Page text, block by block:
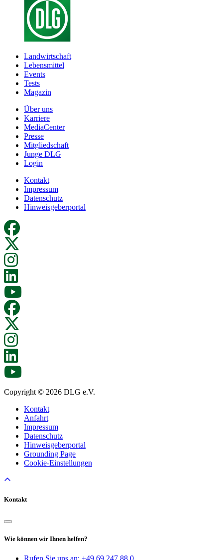
Landwirtschaft
Lebensmittel
Events
Tests
Magazin
Über uns
Karriere
MediaCenter
Presse
Mitgliedschaft
Junge DLG
Login
Kontakt
Impressum
Datenschutz
Hinweisgeberportal
Copyright © 2026 DLG e.V.
Kontakt
Anfahrt
Impressum
Datenschutz
Hinweisgeberportal
Grounding Page
Cookie-Einstellungen
Kontakt
Wie können wir Ihnen helfen?
Rufen Sie uns an: +49 69 247 88 0